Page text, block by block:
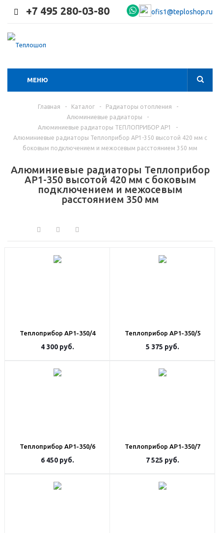
+7 495 280-03-80 ofis1@teploshop.ru
МЕНЮ
Главная - Каталог - Радиаторы отопления
-
Алюминиевые радиаторы
-
Алюминиевые радиаторы ТЕПЛОПРИБОР АР1
-
Алюминиевые радиаторы Теплоприбор АР1-350 высотой 420 мм с
боковым подключением и межосевым расстоянием 350 мм
Алюминиевые радиаторы Теплоприбор
АР1-350 высотой 420 мм с боковым
подключением и межосевым
расстоянием 350 мм
Теплоприбор АР1-350/4
4 300руб.
Теплоприбор АР1-350/5
5 375 руб.
Теплоприбор АР1-350/6
6 450руб.
Теплоприбор АР1-350/7
7 525 руб.